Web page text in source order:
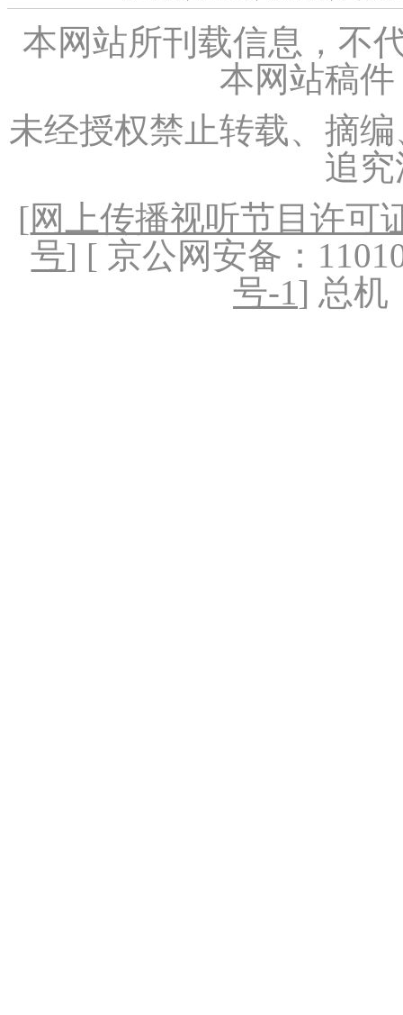
本网站所刊载信息，不
本网站稿
未经授权禁止转载、摘
追
[网上传播视听节目许可
号] [ 京公网安备：
号-1] 总机